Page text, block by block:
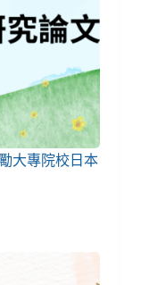
大專院校日本